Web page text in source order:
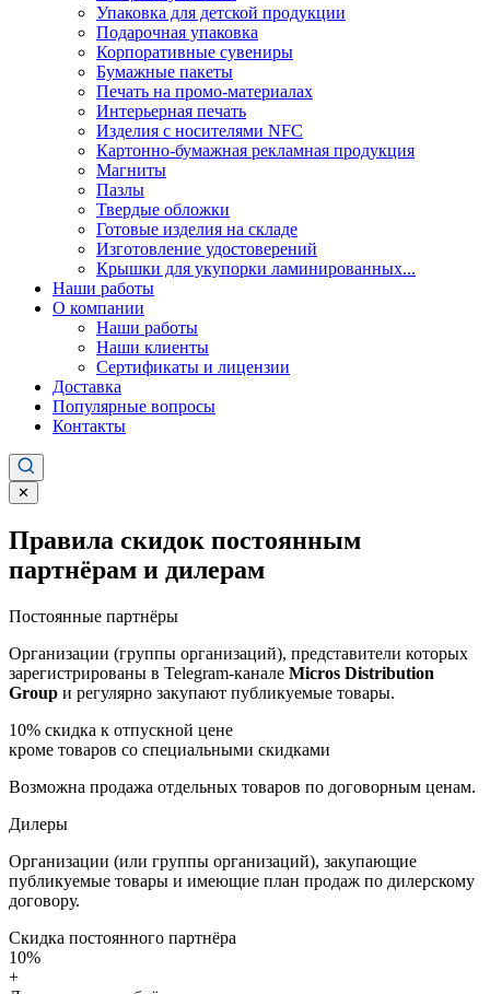
Упаковка для детской продукции
Подарочная упаковка
Корпоративные сувениры
Бумажные пакеты
Печать на промо-материалах
Интерьерная печать
Изделия с носителями NFC
Картонно-бумажная рекламная продукция
Магниты
Пазлы
Твердые обложки
Готовые изделия на складе
Изготовление удостоверений
Крышки для укупорки ламинированных...
Наши работы
О компании
Наши работы
Наши клиенты
Сертификаты и лицензии
Доставка
Популярные вопросы
Контакты
✕
Правила скидок постоянным
партнёрам и дилерам
Постоянные партнёры
Организации (группы организаций), представители которых
зарегистрированы в Telegram-канале Micros Distribution
Group и регулярно закупают публикуемые товары.
10% скидка к отпускной цене
кроме товаров со специальными скидками
Возможна продажа отдельных товаров по договорным ценам.
Дилеры
Организации (или группы организаций), закупающие
публикуемые товары и имеющие план продаж по дилерскому
договору.
Скидка постоянного партнёра
10%
+